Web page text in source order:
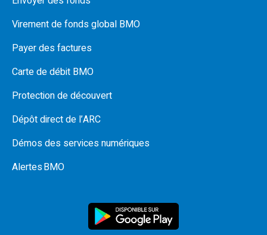
Virement de fonds global BMO
Payer des factures
Carte de débit BMO
Protection de découvert
Dépôt direct de l’ARC
Démos des services numériques
Alertes BMO